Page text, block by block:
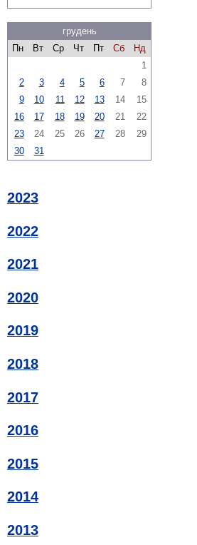
грудень
Пн
Вт Ср Чт Пт Сб
Нд
1
2
3 4 5 6 7
8
9
10 11 12 13 14
15
16
17 18 19 20 21
22
23
24 25 26 27 28
29
30
31
2023
2022
2021
2020
2019
2018
2017
2016
2015
2014
2013